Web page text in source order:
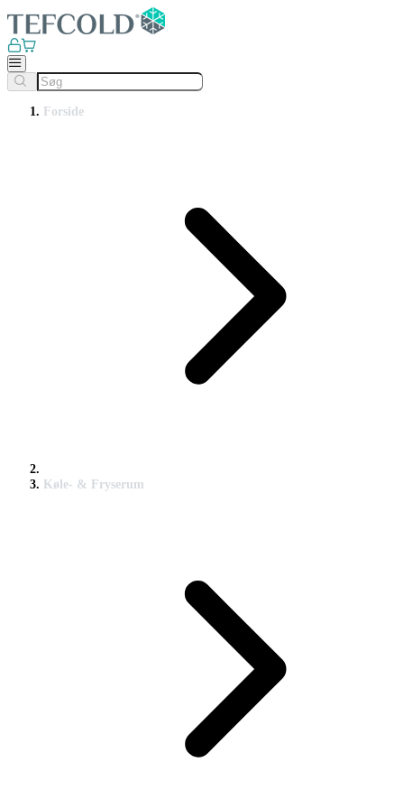
Forside
Køle- & Fryserum